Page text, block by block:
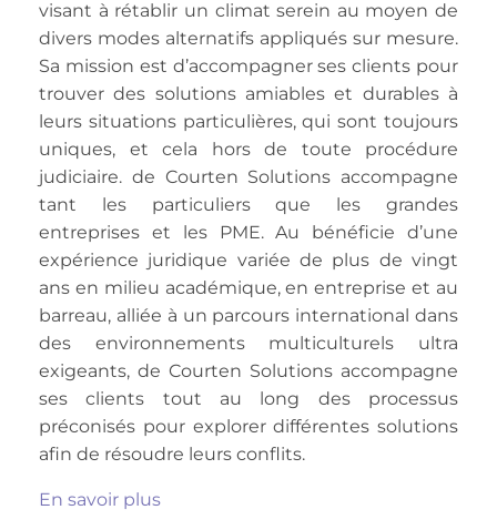
visant à rétablir un climat serein au moyen de
divers modes alternatifs appliqués sur mesure.
Sa mission est d’accompagner ses clients pour
trouver des solutions amiables et durables à
leurs situations particulières, qui sont toujours
uniques, et cela hors de toute procédure
judiciaire. de Courten Solutions accompagne
tant les particuliers que les grandes
entreprises et les PME. Au bénéficie d’une
expérience juridique variée de plus de vingt
ans en milieu académique, en entreprise et au
barreau, alliée à un parcours international dans
des environnements multiculturels ultra
exigeants, de Courten Solutions accompagne
ses clients tout au long des processus
préconisés pour explorer différentes solutions
afin de résoudre leurs conflits.
En savoir plus